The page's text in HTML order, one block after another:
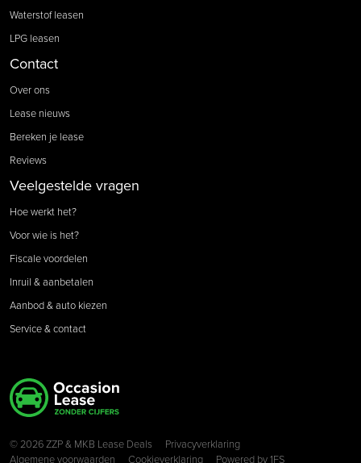
Waterstof leasen
LPG leasen
Contact
Over ons
Lease nieuws
Bereken je lease
Reviews
Veelgestelde vragen
Hoe werkt het?
Voor wie is het?
Fiscale voordelen
Inruil & aanbetalen
Aanbod & auto kiezen
Service & contact
Copyright navigation
© 2026 ZZP & MKB Lease Deals
Privacyverklaring
Algemene voorwaarden
Cookieverklaring Powered by1FS